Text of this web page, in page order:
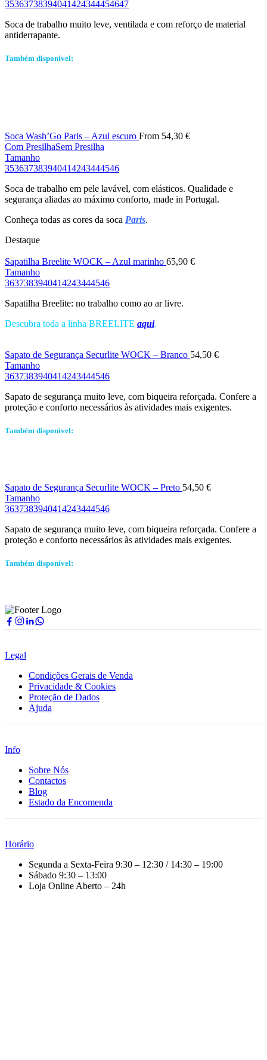
35363738394041424344454647
Soca de trabalho muito leve, ventilada e com reforço de material
antiderrapante.
Também disponível:
Soca Wash’Go Paris – Azul escuro From 54,30 €
Com PresilhaSem Presilha
Tamanho
353637383940414243444546
Soca de trabalho em pele lavável, com elásticos. Qualidade e
segurança aliadas ao máximo conforto, made in Portugal.
Conheça todas as cores da soca Paris.
Destaque
Sapatilha Breelite WOCK – Azul marinho 65,90 €
Tamanho
3637383940414243444546
Sapatilha Breelite: no trabalho como ao ar livre.
Descubra toda a linha BREELITE aqui.
Sapato de Segurança Securlite WOCK – Branco 54,50 €
Tamanho
3637383940414243444546
Sapato de segurança muito leve, com biqueira reforçada. Confere a
proteção e conforto necessários às atividades mais exigentes.
Também disponível:
Sapato de Segurança Securlite WOCK – Preto 54,50 €
Tamanho
3637383940414243444546
Sapato de segurança muito leve, com biqueira reforçada. Confere a
proteção e conforto necessários às atividades mais exigentes.
Também disponível:
Legal
Condições Gerais de Venda
Privacidade & Cookies
Proteção de Dados
Ajuda
Info
Sobre Nós
Contactos
Blog
Estado da Encomenda
Horário
Segunda a Sexta-Feira 9:30 – 12:30 / 14:30 – 19:00
Sábado 9:30 – 13:00
Loja Online Aberto – 24h